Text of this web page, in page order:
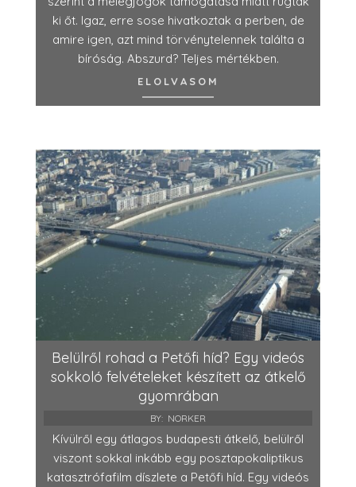
ki őt. Igaz, erre sose hivatkoztak a perben, de
amire igen, azt mind törvénytelennek találta a
bíróság. Abszurd? Teljes mértékben.
ELOLVASOM
Belülről rohad a Petőfi híd? Egy videós
sokkoló felvételeket készített az átkelő
gyomrában
BY: NORKER
Kívülről egy átlagos budapesti átkelő, belülről
viszont sokkal inkább egy posztapokaliptikus
katasztrófafilm díszlete a Petőfi híd. Egy videós